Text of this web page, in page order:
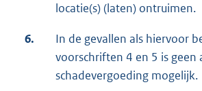
locatie(s) (laten) ontruimen.
6.
In de gevallen als hiervoor
voorschriften 4 en 5 is geen
schadevergoeding mogelijk.